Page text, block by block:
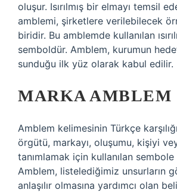
oluşur. Isırılmış bir elmayı temsil
amblemi, şirketlere verilebilecek
biridir. Bu amblemde kullanılan
semboldür. Amblem, kurumun
sunduğu ilk yüz olarak kabul edilir.
MARKA AMBLEM
Amblem kelimesinin Türkçe
örgütü, markayı, oluşumu, kişiyi
tanımlamak için kullanılan
Amblem, listelediğimiz unsurların
anlaşılır olmasına yardımcı olan